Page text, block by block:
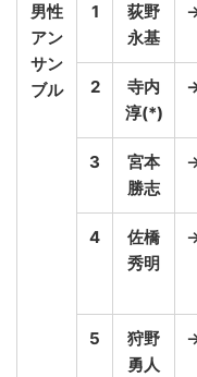
男性
アン
サン
ブル
1
荻野
永基
2
寺内
淳(*)
3
宮本
勝志
4
佐橋
秀明
5
狩野
勇人